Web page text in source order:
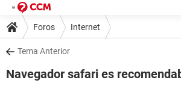
Foros Internet
Tema Anterior
Navegador safari es